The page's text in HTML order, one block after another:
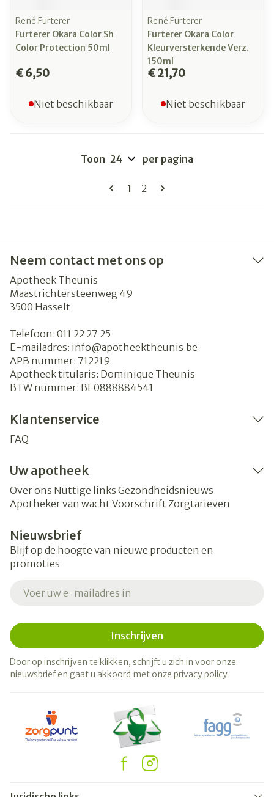
René Furterer
Furterer Okara Color Sh
Color Protection 50ml
€ 6,50
Niet beschikbaar
René Furterer
Furterer Okara Color
Kleurversterkende Verz.
150ml
€ 21,70
Niet beschikbaar
Pagina's
U lees momenteel pagina
1 Pagina
2
Toon per pagina
Neem contact met ons op
Apotheek Theunis
Maastrichtersteenweg 49
3500 Hasselt
Telefoon: 011 22 27 25
E-mailadres: info@apotheektheunis.be
APB nummer: 712219
Apotheek titularis: Dominique Theunis
BTW nummer: BE0888884541
Klantenservice
FAQ
Uw apotheek
Over ons Nuttige links Gezondheidsnieuws
Apotheker van wacht Voorschrift Zorgtarieven
Nieuwsbrief
Blijf op de hoogte van nieuwe producten en
promoties
Inschrijven
Door op inschrijven te klikken, schrijft u zich in voor onze
nieuwsbrief en gaat u akkoord met onze privacy policy.